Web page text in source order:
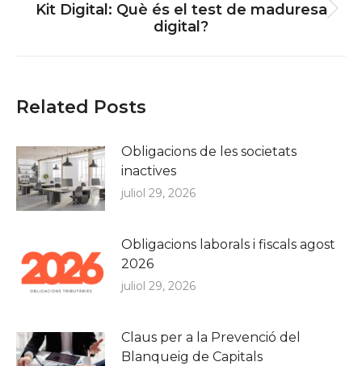
Next
post:
Kit Digital: Què és el test de maduresa
digital?
Related Posts
Obligacions de les societats
inactives
juliol 29, 2026
Obligacions laborals i fiscals agost
2026
juliol 29, 2026
Claus per a la Prevenció del
Blanqueig de Capitals